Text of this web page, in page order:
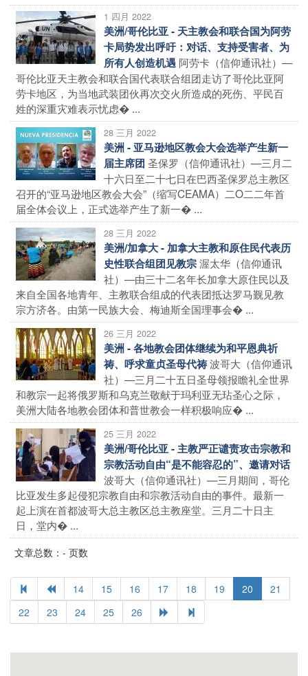
1 四月 2022
美洲/哥伦比亚 - 天主教会和联合国为阿劳
卡局势发出呼吁：对话、支持受害者、为
所有人创造机遇阿劳卡（信仰通讯社）—
哥伦比亚天主教会和联合国代表联合组团走访了哥伦比亚阿
劳卡地区，为当地武装团伙再次交火所造成的死伤、平民百
姓的深重灾难表示忧虑� ...
28 三月 2022
美洲 - 亚马逊地区教会大会选举产生新一
届主席团 圣保罗（信仰通讯社）—三月二
十六日至二十七日在巴西圣保罗总主教区
召开的“亚马逊地区教会大会”（缩写CEAMA）二O二二年首
届全体会议上，正式选举产生了新一� ...
28 三月 2022
美洲/加拿大 - 加拿大主教和原住民代表历
史性联合组团见教宗渥太华（信仰通讯
社）—由三十二名年长加拿大原住民以及
来自全国各地青年、主教联合组成的代表团抵达罗马觐见教
宗方济各。由第一民族大会、梅迪斯全国理事会� ...
26 三月 2022
美洲 - 各地教会团体继续为和平恩典祈
祷、呼求童贞圣母代祷波哥大（信仰通讯
社）—三月二十五日圣母领报瞻礼全世界
和教宗一起将俄罗斯和乌克兰敬献于玛利亚无玷圣心之际，
美洲大陆各地教会团体和普世教会一样积极响应� ...
25 三月 2022
美洲/哥伦比亚 - 主教严正谴责攻击宗教和
宗教活动自由“是不能容忍的”、邀请对话
波哥大（信仰通讯社）—三月期间，哥伦
比亚发生多起侵犯宗教自由和宗教活动自由的事件。最新一
起上演在首都波哥大总主教区总主教座堂。三月二十日主
日，堂内� ...
文章总数：- 页数
14 15 16 17 18 19 20
21
22
23 24 25 26